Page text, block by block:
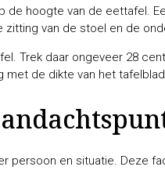
de hoogte van de eettafel.
van de stoel en de
Trek daar ongeveer 28
met de dikte van het
persoon en situatie. Deze